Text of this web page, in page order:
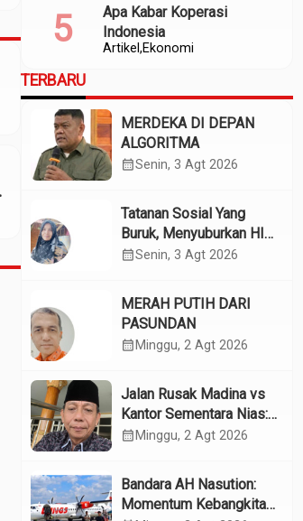
Artikel Ekonomi
Apa Kabar Koperasi
Indonesia
TERBARU
MERDEKA DI DEPAN
ALGORITMA
calendar_monthSenin, 3 Agt 2026
Tatanan Sosial Yang
Buruk, Menyuburkan HIV
Pada Remaja
calendar_monthSenin, 3 Agt 2026
MERAH PUTIH DARI
PASUNDAN
calendar_month Minggu, 2 Agt 2026
Jalan Rusak Madina vs
Kantor Sementara Nias:
Kebijakan Pilih Kasih
calendar_month Minggu, 2 Agt 2026
Bandara AH Nasution:
Momentum Kebangkitan